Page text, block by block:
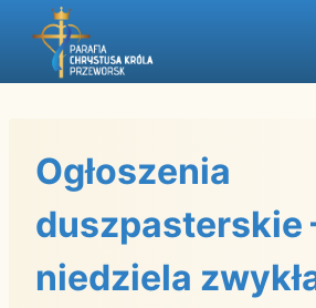
Przejdź
Ogłoszenia
duszpasterskie
niedziela